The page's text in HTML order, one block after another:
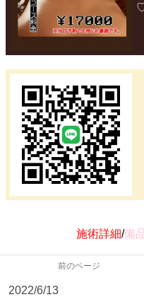
施術詳細/備
前のページ
2022/6/13